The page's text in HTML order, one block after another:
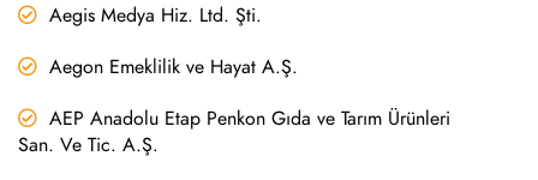
Aegis Medya Hiz. Ltd. Şti.
Aegon Emeklilik ve Hayat A.Ş.
AEP Anadolu Etap Penkon Gıda ve Tarım Ürünleri
San. Ve Tic. A.Ş.